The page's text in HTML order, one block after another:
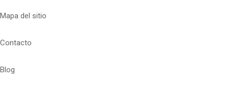
Mapa del sitio
Contacto
Blog